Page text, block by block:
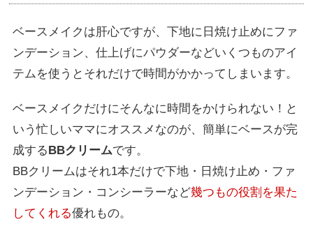
ベースメイクは肝心ですが、下地に日焼け止めにファ
ンデーション、仕上げにパウダーなどいくつものアイ
テムを使うとそれだけで時間がかかってしまいます。
ベースメイクだけにそんなに時間をかけられない！と
いう忙しいママにオススメなのが、簡単にベースが完
成するBBクリームです。
BBクリームはそれ1本だけで下地・日焼け止め・ファ
ンデーション・コンシーラーなど幾つもの役割を果た
してくれる優れもの。